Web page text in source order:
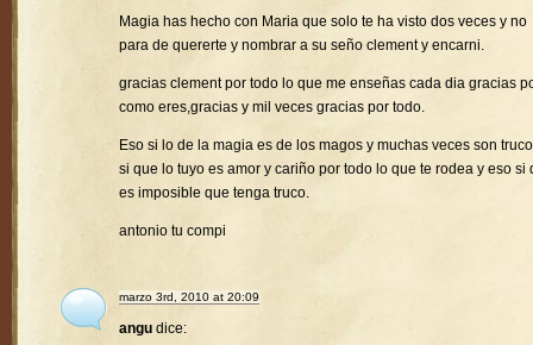
Magia has hecho con Maria que solo te ha visto dos veces y no
para de quererte y nombrar a su seño clement y encarni.
gracias clement por todo lo que me enseñas cada dia gracias
como eres,gracias y mil veces gracias por todo.
Eso si lo de la magia es de los magos y muchas veces son
si que lo tuyo es amor y cariño por todo lo que te rodea y eso si
es imposible que tenga truco.
antonio tu compi
marzo 3rd, 2010 at 20:09
angu dice: